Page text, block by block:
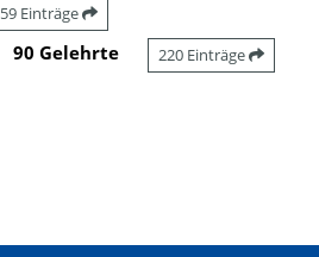
59 Einträge
90 Gelehrte 220 Einträge